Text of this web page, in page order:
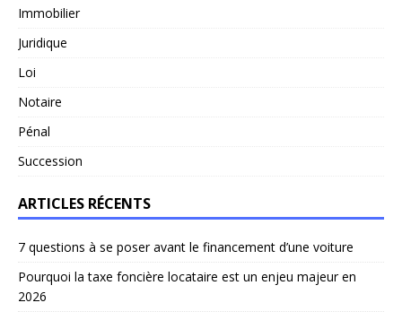
Immobilier
Juridique
Loi
Notaire
Pénal
Succession
ARTICLES RÉCENTS
7 questions à se poser avant le financement d’une voiture
Pourquoi la taxe foncière locataire est un enjeu majeur en
2026